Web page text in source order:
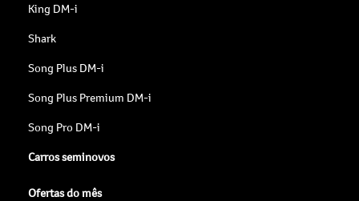
King DM-i
Shark
Song Plus DM-i
Song Plus Premium DM-i
Song Pro DM-i
Carros seminovos
Ofertas do mês